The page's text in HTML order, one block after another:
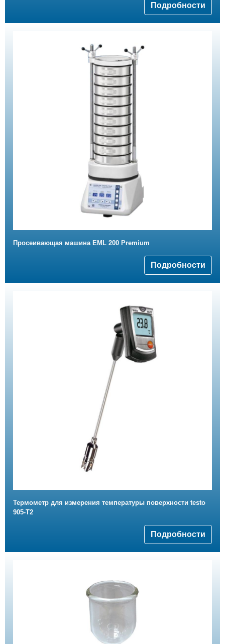
Подробности
Просеивающая машина EML 200 Premium
Подробности
Термометр для измерения температуры поверхности testo
905-T2
Подробности